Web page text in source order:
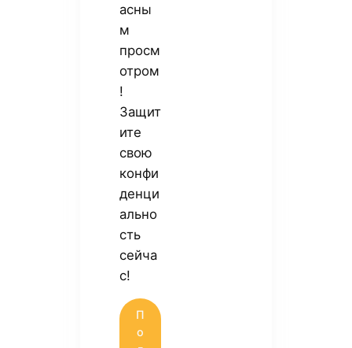
асны
м
просм
отром
!
Защит
ите
свою
конфи
денци
ально
сть
сейча
с!
П
о